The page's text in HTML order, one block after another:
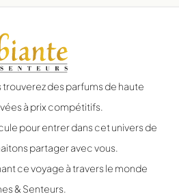
des parfums de haute
à prix compétitifs.
pour entrer dans cet univers de
partager avec vous.
ce voyage à travers le monde
& Senteurs.